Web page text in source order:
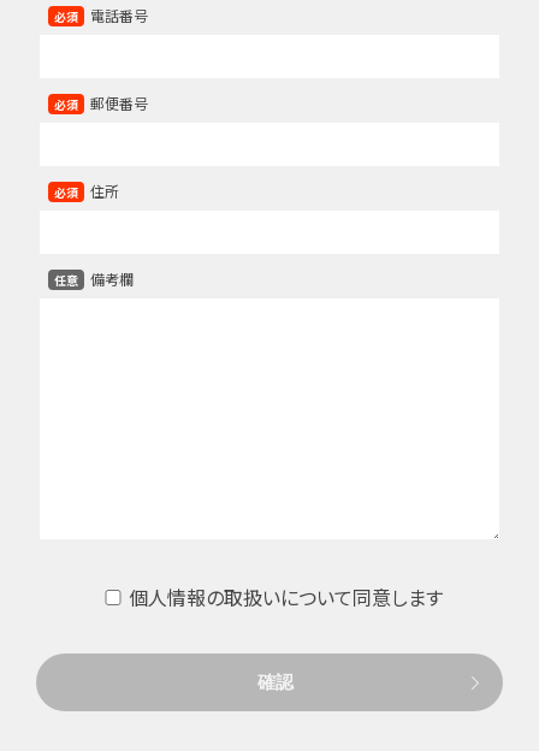
必須 電話番号
必須 郵便番号
必須 住所
任意 備考欄
個人情報の取扱いについて同意します